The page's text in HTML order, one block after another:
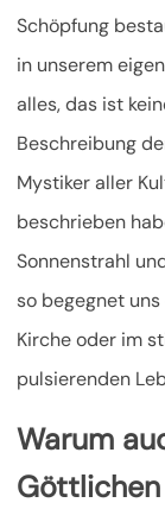
Schöpfung
in unserem
alles, das ist
Beschreibung
Mystiker aller
beschrieben
Sonnenstrahl
so begegnet
Kirche oder im
pulsierenden
Warum